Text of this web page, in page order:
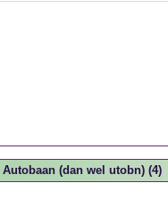
Autobaan (dan wel utobn) (4)